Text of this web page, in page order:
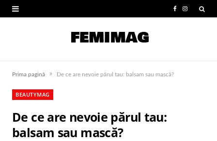
e
I
t
Prima pagină » De ce are nevoie părul tau: balsam sau mască?
BEAUTYMAG
De ce are nevoie părul tau:
balsam sau mască?